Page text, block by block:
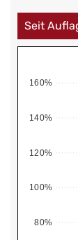
80%
100%
120%
140%
160%